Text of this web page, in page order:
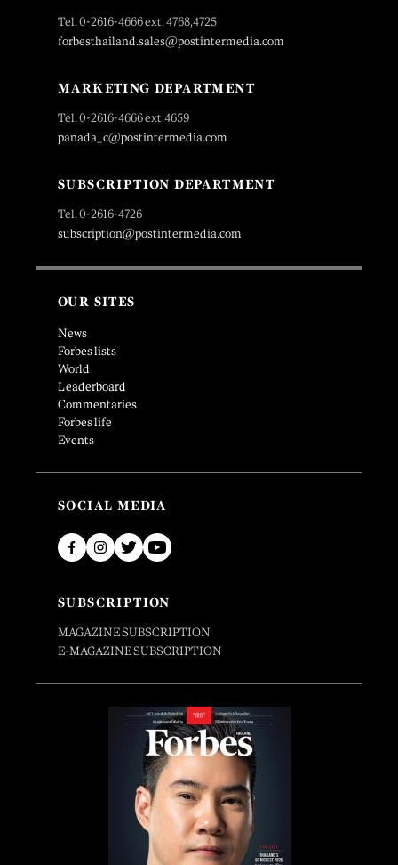
Tel. 0-2616-4666 ext. 4768,4725
forbesthailand.sales@postintermedia.com
MARKETING DEPARTMENT
Tel. 0-2616-4666 ext.4659
panada_c@postintermedia.com
SUBSCRIPTION DEPARTMENT
Tel. 0-2616-4726
subscription@postintermedia.com
OUR SITES
News
Forbes lists
World
Leaderboard
Commentaries
Forbes life
Events
SOCIAL MEDIA
SUBSCRIPTION
MAGAZINE SUBSCRIPTION
E-MAGAZINE SUBSCRIPTION